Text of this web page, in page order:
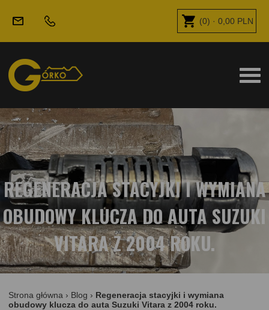
(0) · 0,00 PLN
REGENERACJA STACYJKI I WYMIANA
OBUDOWY KLUCZA DO AUTA SUZUKI
VITARA Z 2004 ROKU.
Strona główna › Blog › Regeneracja stacyjki i wymiana
obudowy klucza do auta Suzuki Vitara z 2004 roku.